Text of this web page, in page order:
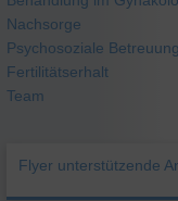
Nachsorge
Psychosoziale Betreuung
Fertilitätserhalt
Team
Flyer unterstützende